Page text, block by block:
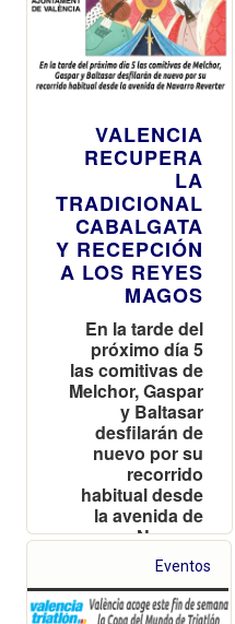
VALENCIA
RECUPERA
LA
TRADICIONAL
CABALGATA
Y RECEPCIÓN
A LOS REYES
MAGOS
En la tarde del
próximo día 5
las comitivas de
Melchor, Gaspar
y Baltasar
desfilarán de
nuevo por su
recorrido
habitual desde
la avenida de
Navarro
Reverter
Eventos